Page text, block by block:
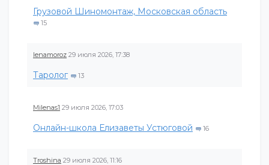
Грузовой Шиномонтаж, Московская область
15
lenamoroz 29 июля 2026, 17:38
Таролог 13
Milenas1 29 июля 2026, 17:03
Онлайн-школа Елизаветы Устюговой 16
Troshina 29 июля 2026, 11:16